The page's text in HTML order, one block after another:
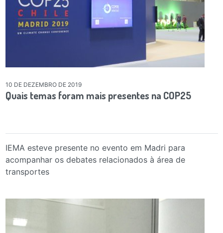
10 DE DEZEMBRO DE 2019
Quais temas foram mais presentes na COP25
IEMA esteve presente no evento em Madri para
acompanhar os debates relacionados à área de
transportes